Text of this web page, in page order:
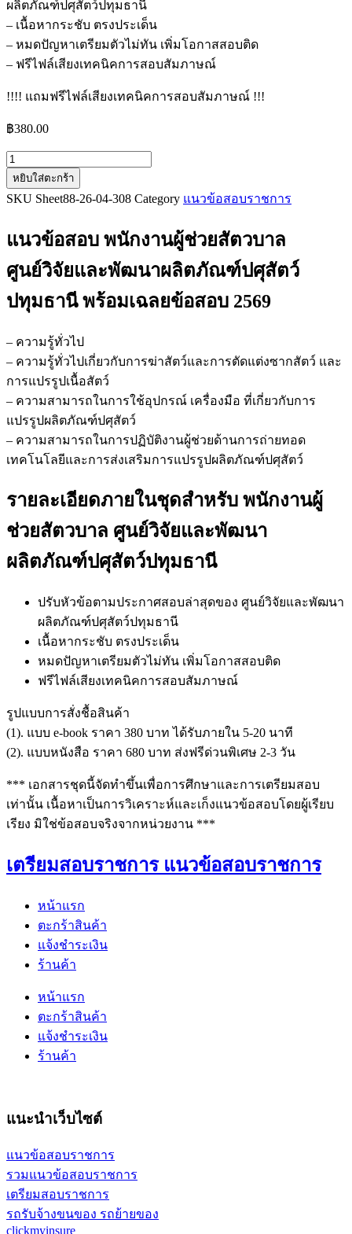
ผลิตภัณฑ์ปศุสัตว์ปทุมธานี
– เนื้อหากระชับ ตรงประเด็น
– หมดปัญหาเตรียมตัวไม่ทัน เพิ่มโอกาสสอบติด
– ฟรีไฟล์เสียงเทคนิคการสอบสัมภาษณ์
!!!! แถมฟรีไฟล์เสียงเทคนิคการสอบสัมภาษณ์ !!!
฿380.00
จำนวน
แนว
ข้อสอบ
ผู้
สัตวบาล
ศูนย์วิจัย
และ
พัฒนา
ผลิตภัณฑ์
ปศุสัตว์
ปทุมธานี
ชิ้น
หยิบใส่ตะกร้า
SKU Sheet88-26-04-308 Category แนวข้อสอบราชการ
แนวข้อสอบ พนักงานผู้ช่วยสัตวบาล
ศูนย์วิจัยและพัฒนาผลิตภัณฑ์ปศุสัตว์
ปทุมธานีพร้อมเฉลยข้อสอบ 2569
– ความรู้ทั่วไป
– ความรู้ทั่วไปเกี่ยวกับการฆ่าสัตว์และการตัดแต่งซากสัตว์ และ
การแปรรูปเนื้อสัตว์
– ความสามารถในการใช้อุปกรณ์ เครื่องมือ ที่เกี่ยวกับการ
แปรรูปผลิตภัณฑ์ปศุสัตว์
– ความสามารถในการปฏิบัติงานผู้ช่วยด้านการถ่ายทอด
เทคโนโลยีและการส่งเสริมการแปรรูปผลิตภัณฑ์ปศุสัตว์
รายละเอียดภายในชุดสำหรับ พนักงานผู้
ช่วยสัตวบาล ศูนย์วิจัยและพัฒนา
ผลิตภัณฑ์ปศุสัตว์ปทุมธานี
ปรับหัวข้อตามประกาศสอบล่าสุดของ ศูนย์วิจัยและพัฒนา
ผลิตภัณฑ์ปศุสัตว์ปทุมธานี
เนื้อหากระชับ ตรงประเด็น
หมดปัญหาเตรียมตัวไม่ทัน เพิ่มโอกาสสอบติด
ฟรีไฟล์เสียงเทคนิคการสอบสัมภาษณ์
รูปแบบการสั่งชื้อสินค้า
(1). แบบ e-book ราคา 380 บาท ได้รับภายใน 5-20 นาที
(2). แบบหนังสือ ราคา 680 บาท ส่งฟรีด่วนพิเศษ 2-3 วัน
*** เอกสารชุดนี้จัดทำขึ้นเพื่อการศึกษาและการเตรียมสอบ
เท่านั้น เนื้อหาเป็นการวิเคราะห์และเก็งแนวข้อสอบโดยผู้เรียบ
เรียง มิใช่ข้อสอบจริงจากหน่วยงาน ***
เตรียมสอบราชการ แนวข้อสอบราชการ
หน้าแรก
ตะกร้าสินค้า
แจ้งชำระเงิน
ร้านค้า
หน้าแรก
ตะกร้าสินค้า
แจ้งชำระเงิน
ร้านค้า
แนะนำเว็บไซต์
แนวข้อสอบราชการ
รวมแนวข้อสอบราชการ
เตรียมสอบราชการ
รถรับจ้างขนของ รถย้ายของ
clickmyinsure